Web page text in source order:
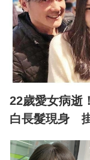
22歲愛女病逝
白長髮現身